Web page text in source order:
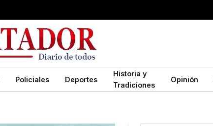
Policiales Deportes
Historia y
Tradiciones
Opinión